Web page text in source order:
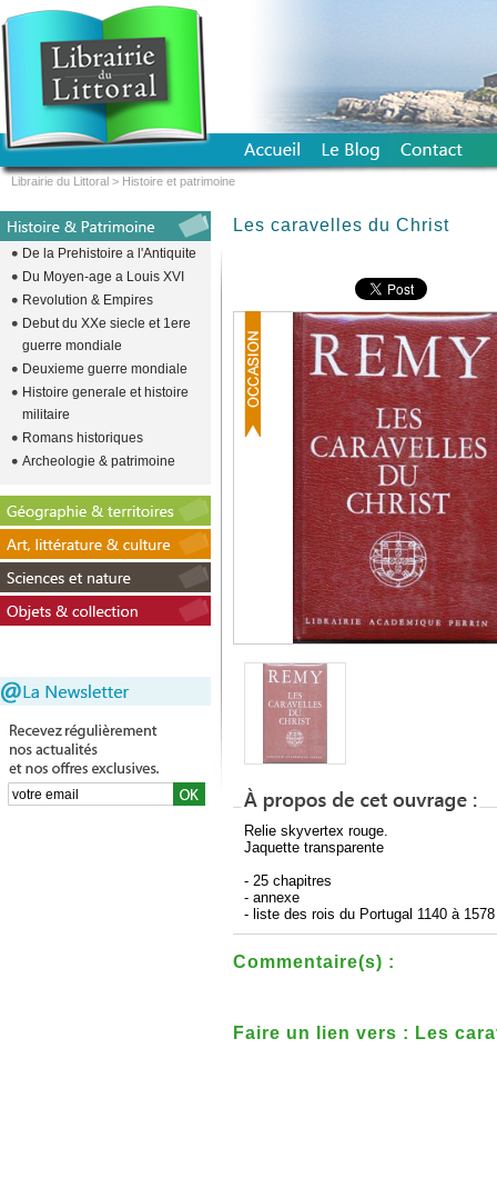
Les caravelles du Christ
Relie skyvertex rouge.
Jaquette transparente
- 25 chapitres
- annexe
- liste des rois du Portugal 1140 à 1578
Commentaire(s) :
Faire un lien vers : Les
De la Prehistoire a l'Antiquite
Du Moyen-age a Louis XVI
Revolution & Empires
Debut du XXe siecle et 1ere
guerre mondiale
Deuxieme guerre mondiale
Histoire generale et histoire
militaire
Romans historiques
Archeologie & patrimoine
Librairie du Littoral > Histoire et patrimoine